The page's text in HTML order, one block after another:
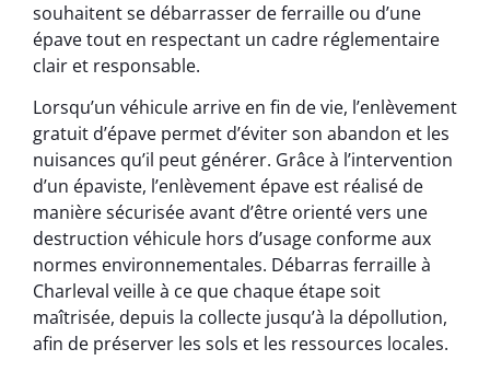
souhaitent se débarrasser de ferraille ou d’une
épave tout en respectant un cadre réglementaire
clair et responsable.
Lorsqu’un véhicule arrive en fin de vie, l’enlèvement
gratuit d’épave permet d’éviter son abandon et les
nuisances qu’il peut générer. Grâce à l’intervention
d’un épaviste, l’enlèvement épave est réalisé de
manière sécurisée avant d’être orienté vers une
destruction véhicule hors d’usage conforme aux
normes environnementales. Débarras ferraille à
Charleval veille à ce que chaque étape soit
maîtrisée, depuis la collecte jusqu’à la dépollution,
afin de préserver les sols et les ressources locales.